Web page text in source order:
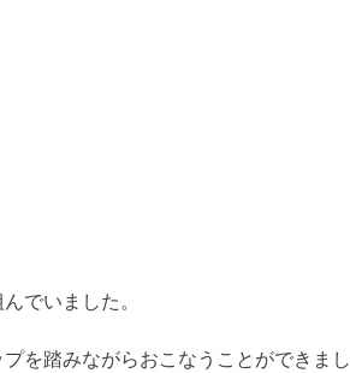
でいました。
を踏みながらおこなうことができまし